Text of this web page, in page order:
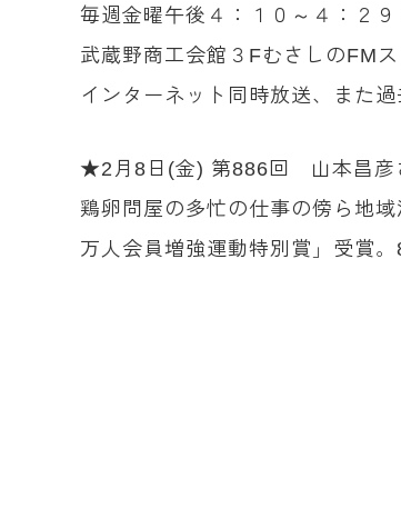
毎週金曜午後４：１０～４：２９
武蔵野商工会館３FむさしのFM
インターネット同時放送、また
★2月8日(金) 第886回 山本昌彦
鶏卵問屋の多忙の仕事の傍ら地
万人会員増強運動特別賞」受賞。